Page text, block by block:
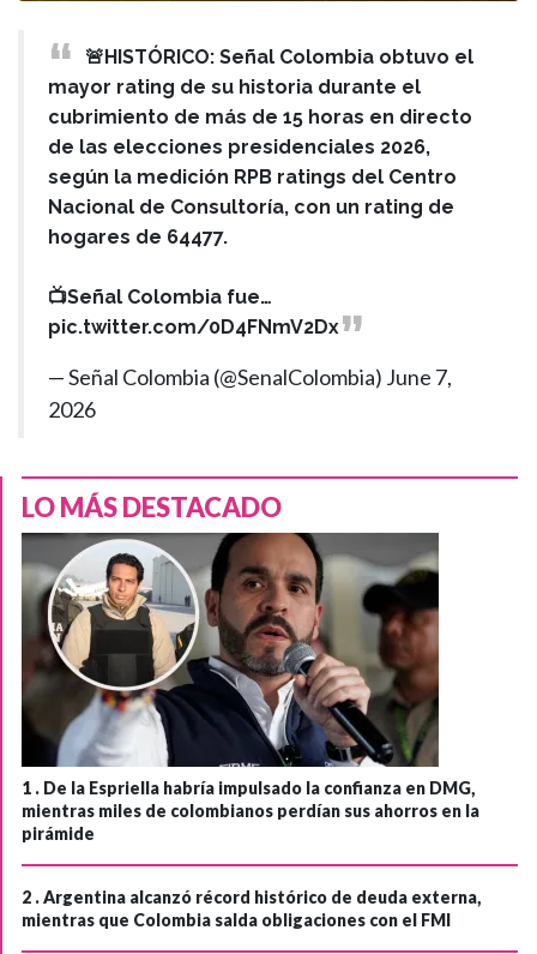
🚨HISTÓRICO: Señal Colombia obtuvo el
mayor rating de su historia durante el
cubrimiento de más de 15 horas en directo
de las elecciones presidenciales 2026,
según la medición RPB ratings del Centro
Nacional de Consultoría, con un rating de
hogares de 64477.
📺Señal Colombia fue…
pic.twitter.com/0D4FNmV2Dx
— Señal Colombia (@SenalColombia) June 7,
2026
LO MÁS DESTACADO
1 . De la Espriella habría impulsado la confianza en DMG,
mientras miles de colombianos perdían sus ahorros en la
pirámide
2 .Argentina alcanzó récord histórico de deuda externa,
mientras que Colombia salda obligaciones con el FMI